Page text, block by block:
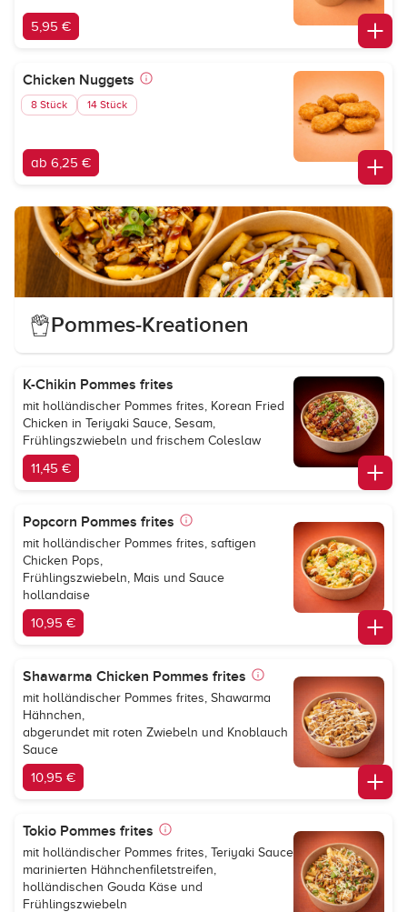
5,95 €
Chicken Nuggets
8 Stück 14 Stück
ab 6,25 €
Pommes-Kreationen
K-Chikin Pommes frites
mit holländischer Pommes frites, Korean Fried
Chicken in Teriyaki Sauce, Sesam,
Frühlingszwiebeln und frischem Coleslaw
11,45 €
Popcorn Pommes frites
mit holländischer Pommes frites, saftigen
Chicken Pops,
Frühlingszwiebeln, Mais und Sauce
hollandaise
10,95 €
Shawarma Chicken Pommes frites
mit holländischer Pommes frites, Shawarma
Hähnchen,
abgerundet mit roten Zwiebeln und Knoblauch
Sauce
10,95 €
Tokio Pommes frites
mit holländischer Pommes frites, Teriyaki Sauce
marinierten Hähnchenfiletstreifen,
holländischen Gouda Käse und
Frühlingszwiebeln